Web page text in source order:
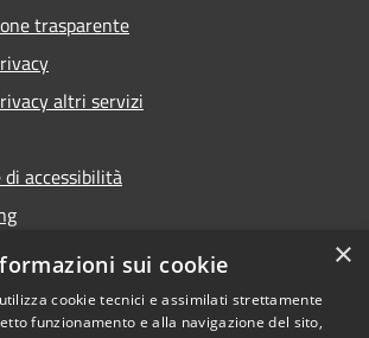
trasparente
altri servizi
accessibilità
×
sui cookie
cookie tecnici e assimilati strettamente
funzionamento e alla navigazione del sito,